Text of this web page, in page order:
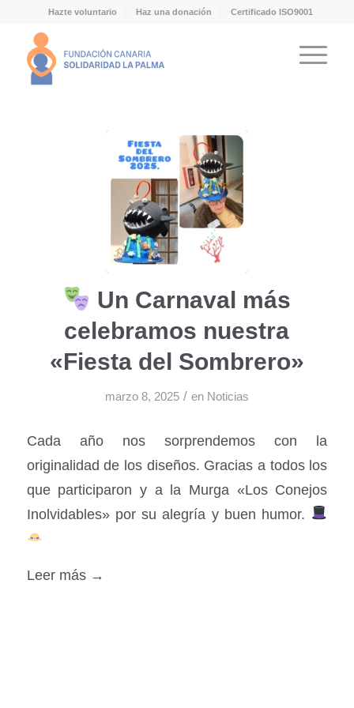
Hazte voluntario Haz una donación Certificado ISO9001
Un Carnaval más
celebramos nuestra
«Fiesta del Sombrero»
marzo 8, 2025 / en Noticias
Cada año nos sorprendemos con la
originalidad de los diseños. Gracias a todos los
que participaron y a la Murga «Los Conejos
Inolvidables» por su alegría y buen humor.
Leer más →